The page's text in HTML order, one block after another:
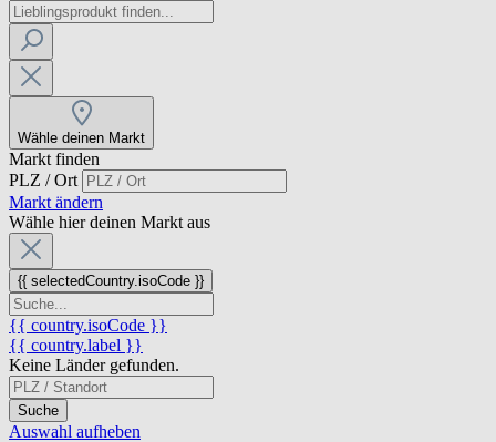
Wähle deinen Markt
Markt finden
PLZ / Ort
Markt ändern
Wähle hier deinen Markt aus
{{ selectedCountry.isoCode }}
{{ country.isoCode }}
{{ country.label }}
Keine Länder gefunden.
Suche
Auswahl aufheben